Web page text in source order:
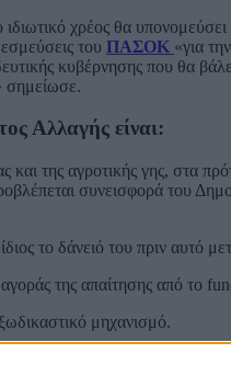
χρέος θα
του ΠΑΣΟΚ «για
κυβέρνησης που θα
σημείωσε.
Αλλαγής είναι:
και της αγροτικής γης, στα
συνεισφορά του
το δάνειό του πριν αυτό
της απαίτησης από το
μηχανισμό.
πιστοποιημένο εκτιμητή